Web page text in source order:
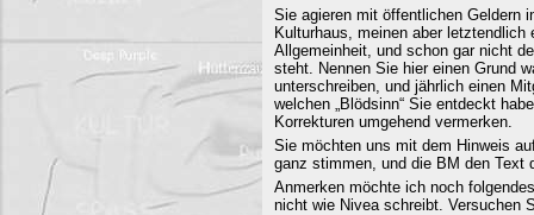
Sie agieren mit öffentlichen Geldern
Kulturhaus, meinen aber
Allgemeinheit, und schon gar nicht
steht. Nennen Sie hier einen Grund
unterschreiben, und jährlich einen
welchen „Blödsinn“ Sie entdeckt
Korrekturen umgehend vermerken.
Sie möchten uns mit dem Hinweis
ganz stimmen, und die BM den Text
Anmerken möchte ich noch
nicht wie Nivea schreibt. Versuchen